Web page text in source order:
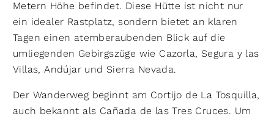
Metern Höhe befindet. Diese Hütte ist nicht nur
ein idealer Rastplatz, sondern bietet an klaren
Tagen einen atemberaubenden Blick auf die
umliegenden Gebirgszüge wie Cazorla, Segura y las
Villas, Andújar und Sierra Nevada.
Der Wanderweg beginnt am Cortijo de La Tosquilla,
auch bekannt als Cañada de las Tres Cruces. Um